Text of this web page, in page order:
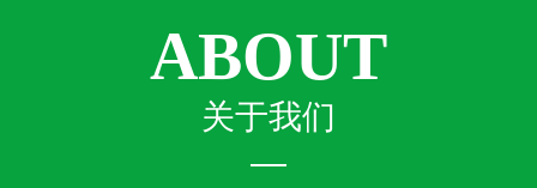
ABOUT
关于我们